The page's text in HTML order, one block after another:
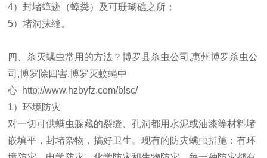
4）封堵蟑迹（蟑粪）及可珊瑚礁之所；
5）堵洞抹缝。
四、杀灭螨虫常用的方法？博罗县杀虫公司,惠州博罗杀虫公
司,博罗除四害,博罗灭蚊蝇中
心 http://www.hzbyfz.com/blsc/
1）环境防灾
对一切可供螨虫躲藏的裂缝、孔洞都用水泥或油漆等材料堵
嵌填平，封堵杂物，搞好卫生。现有的防灾螨虫措施：有环